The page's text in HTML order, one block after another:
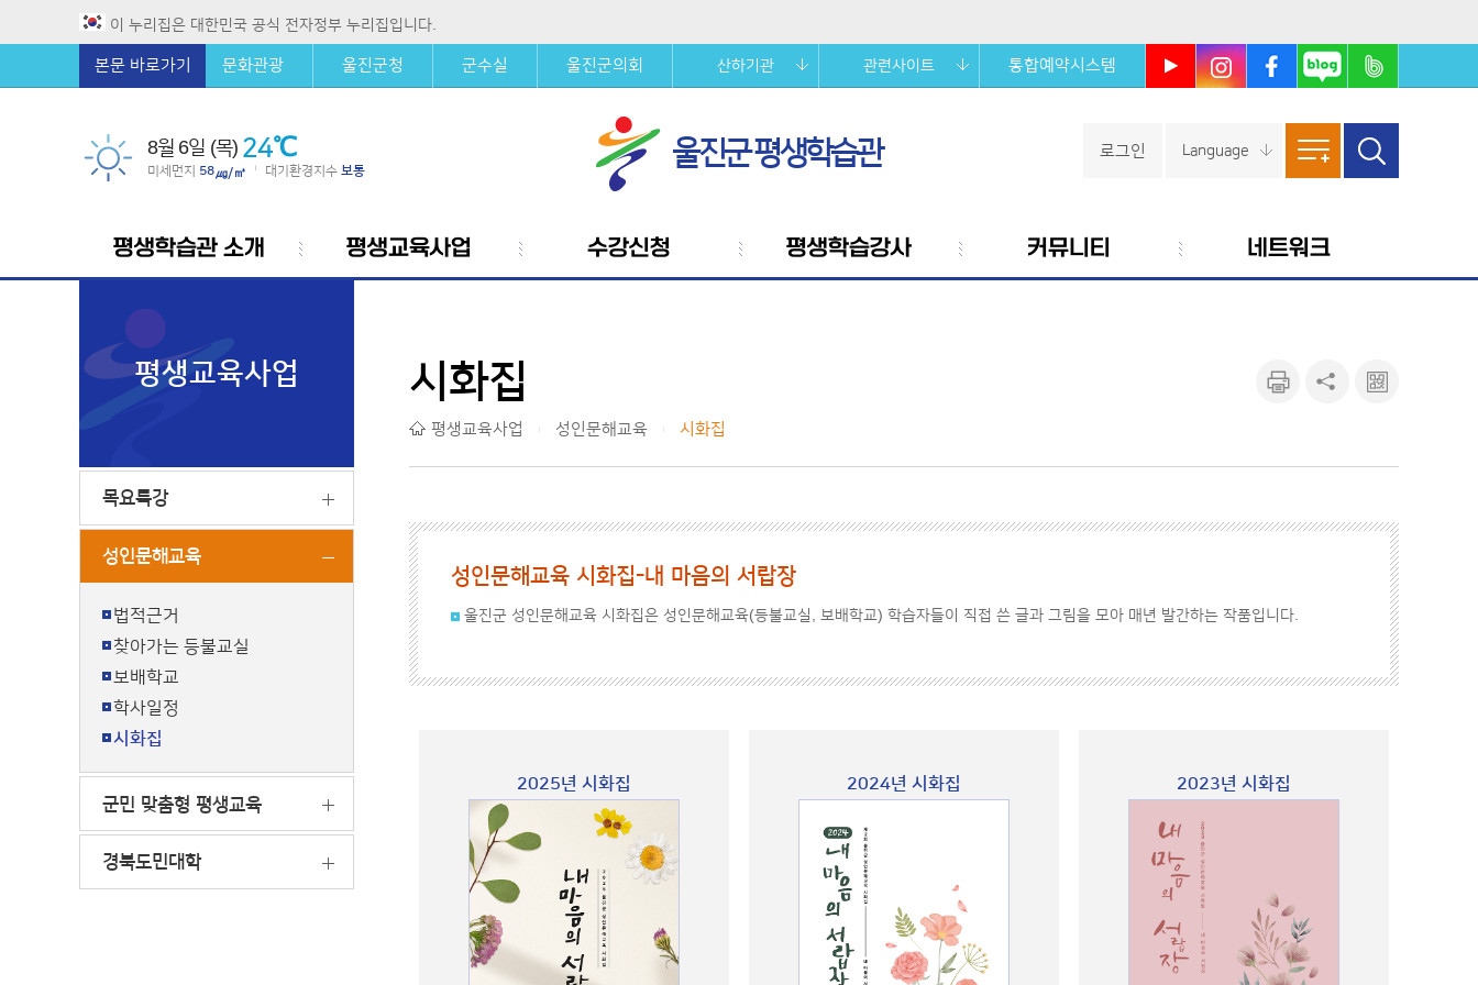
이 누리집은 대한민국 공식 전자정부 누리집입니다.
본문 바로가기 문화관광 울진군청 군수실 울진군의회 산하기관 관련사이트
통합예약시스템
페이스
북
블로그 밴드
울진군 평생학습관
8월 6일 (목) 24℃
미세먼지 58㎍/㎥ 대기환경지수 보통
로그인 Language
평생학습관 소개 평생교육사업 수강신청 평생학습강사 커뮤니티 네트워크
평생교육사업
목요특강
성인문해교육
법적근거
찾아가는 등불교실
보배학교
학사일정
시화집
군민 맞춤형 평생교육
경북도민대학
시화집
평생교육사업 성인문해교육 시화집
성인문해교육 시화집-내 마음의 서랍장
울진군 성인문해교육 시화집은 성인문해교육(등불교실, 보배학교) 학습자들이 직접 쓴 글과 그림을 모아 매년 발간하는 작품입니다.
2025년 시화집 2024년 시화집 2023년 시화집